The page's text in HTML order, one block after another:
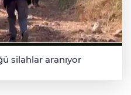
silahlar aranıyor